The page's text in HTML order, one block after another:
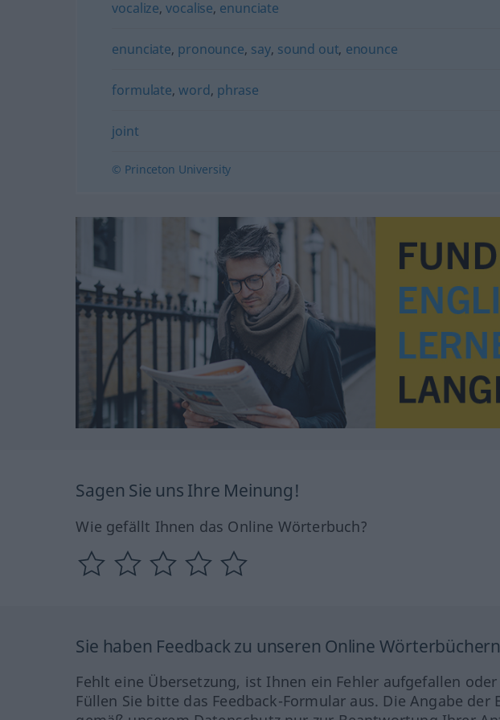
vocalize,vocalise, enunciate
enunciate, pronounce, say, sound out, enounce
formulate,word, phrase
joint
© Princeton University
Sagen Sie uns Ihre Meinung!
Wie gefällt Ihnen das Online Wörterbuch?
Sie haben Feedback zu unseren Online
Fehlt eine Übersetzung, ist Ihnen ein Fehler aufgefallen
Füllen Sie bitte das Feedback-Formular aus. Die Angabe